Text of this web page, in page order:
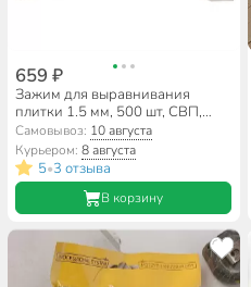
659 ₽
Зажим для выравнивания
плитки 1.5 мм, 500 шт, СВП,
Prime, 00-00002083
Самовывоз: 10 августа
Курьером:8 августа
5•3 отзыва
В корзину